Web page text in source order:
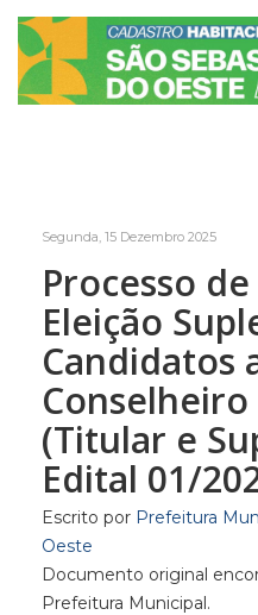
Segunda, 15 Dezembro 2025
Processo
Eleição
Candidatos
(Titular e
Edital 01/
Escrito por Prefeitura
Oeste
Documento original
Prefeitura Municipal.